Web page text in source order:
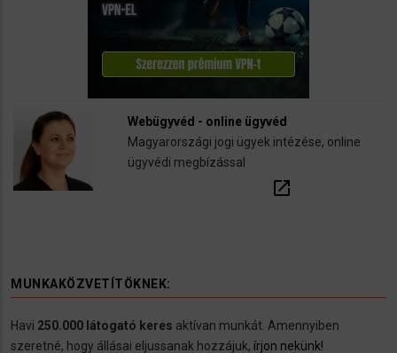
Webügyvéd - online ügyvéd
Magyarországi jogi ügyek intézése, online
ügyvédi megbízással
open_in_new
MUNKAKÖZVETÍTÖKNEK:
Havi 250.000 látogató keres aktívan munkát. Amennyiben
szeretné, hogy állásai eljussanak hozzájuk, írjon nekünk!